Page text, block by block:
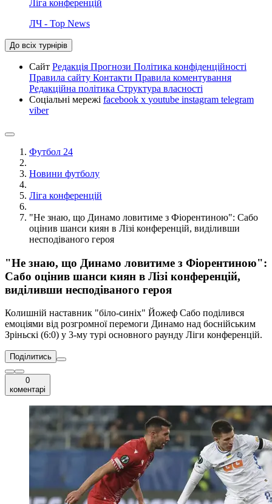
Ліга конференцій
ЛЧ - Top News
До всіх турнірів
Сайт Редакція Прогнози Політика конфіденційності
Правила сайту Контакти Правила коментування
Редакційна політика Структура власності
Соціальні мережі facebook x youtube instagram telegram
viber
Футбол 24
Новини футболу
Ліга конференцій
"Не знаю, що Динамо ловитиме з Фіорентиною": Сабо
оцінив шанси киян в Лізі конференцій, виділивши
несподіваного героя
"Не знаю, що Динамо ловитиме з Фіорентиною":
Сабо оцінив шанси киян в Лізі конференцій,
виділивши несподіваного героя
Колишній наставник "біло-синіх" Йожеф Сабо поділився
емоціями від розгромної перемоги Динамо над боснійським
Зріньскі (6:0) у 3-му турі основного раунду Ліги конференцій.
Поділитись
0
коментарі